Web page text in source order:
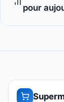
pour